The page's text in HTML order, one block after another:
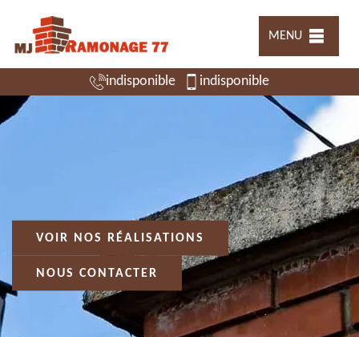
MENU
indisponible indisponible
VOIR NOS RÉALISATIONS
NOUS CONTACTER